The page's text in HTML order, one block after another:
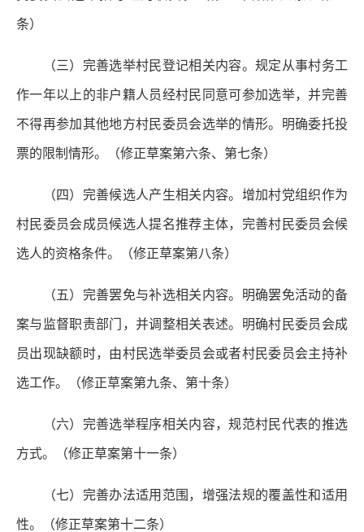
条）
（三）完善选举村民登记相关内容。 规定从事村务工
作一年以上的非户籍人员经村民同意可参加选举，并完善
不得再参加其他地方村民委员会选举的情形。明确委托投
票的限制情形。（修正草案第六条、第七条）
（四）完善候选人产生相关内容。 增加村党组织作为
村民委员会成员候选人提名推荐主体，完善村民委员会候
选人的资格条件。（修正草案第八条）
（五）完善罢免与补选相关内容。 明确罢免活动的备
案与监督职责部门，并调整相关表述。明确村民委员会成
员出现缺额时，由村民选举委员会或者村民委员会主持补
选工作。（修正草案第九条、第十条）
（六）完善选举程序相关内容，规范村民代表的推选
方式。 （修正草案第十一条）
（七）完善办法适用范围，增强法规的覆盖性和适用
性。 （修正草案第十二条）